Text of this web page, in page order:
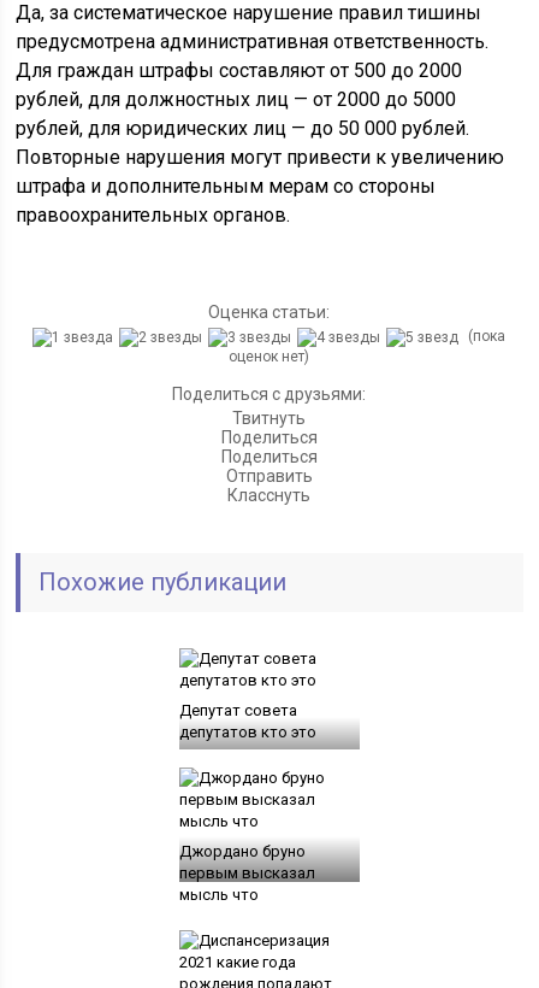
Да, за систематическое нарушение правил тишины
предусмотрена административная ответственность.
Для граждан штрафы составляют от 500 до 2000
рублей, для должностных лиц — от 2000 до 5000
рублей, для юридических лиц — до 50 000 рублей.
Повторные нарушения могут привести к увеличению
штрафа и дополнительным мерам со стороны
правоохранительных органов.
Оценка статьи:
(пока
оценок нет)
Поделиться с друзьями:
Твитнуть
Поделиться
Поделиться
Отправить
Класснуть
Похожие публикации
Депутат совета
депутатов кто это
Джордано бруно
первым высказал
мысль что